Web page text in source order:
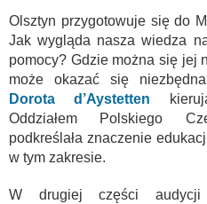
Olsztyn przygotowuje się do
Jak wygląda nasza wiedza
pomocy? Gdzie można się jej
może okazać się
Dorota d’Aystetten
Oddziałem Polskiego
podkreślała znaczenie
w tym zakresie.
W drugiej części audycji